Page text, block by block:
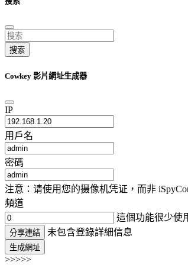
搜索
Cowkey 影片網址生成器
IP
用戶名
密碼
注意：请使用您的摄像机凭证，而非
頻道
這個功能很少使
分享連結 未包含登錄詳細信息
生成網址
>>>>>